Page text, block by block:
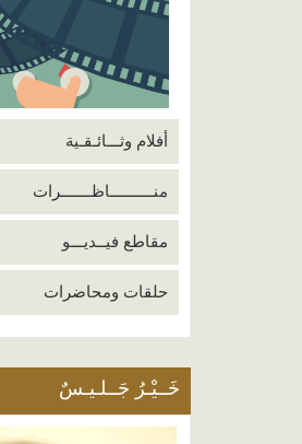
أفلام وثـــائـقـية
منــــــــــاظـــــــرات
مقاطع فيــديـــو
حلقات ومحاضرات
خَــيْـرُ جَــلـيـسٌ